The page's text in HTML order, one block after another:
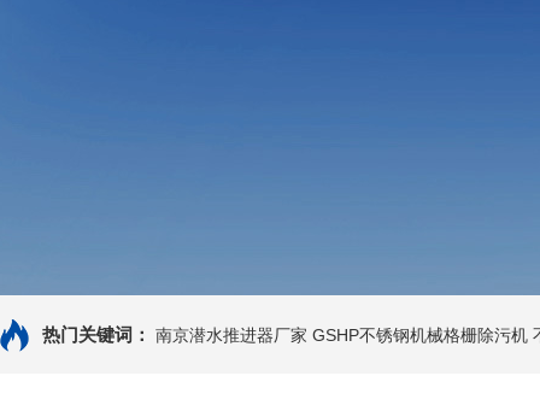
热门关键词： 南京潜水推进器厂家 GSHP不锈钢机械格栅除污机